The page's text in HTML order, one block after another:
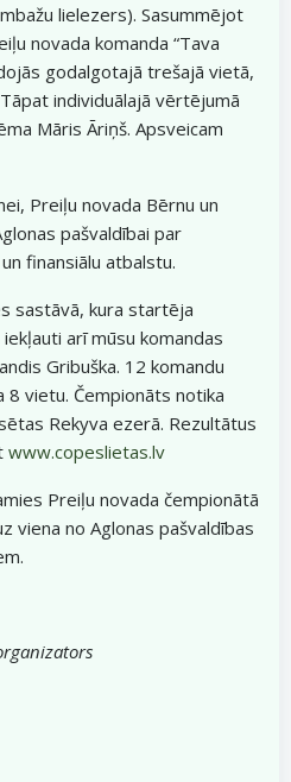
lielezers). Sasummējot
novada komanda “Tava
godalgotajā trešajā vietā,
individuālajā vērtējumā
Māris Āriņš. Apsveicam
Preiļu novada Bērnu un
pašvaldībai par
finansiālu atbalstu.
sastāvā, kura startēja
arī mūsu komandas
Gribuška. 12 komandu
8 vietu. Čempionāts notika
Rekyva ezerā. Rezultātus
www.copeslietas.lv
Preiļu novada čempionātā
viena no Aglonas pašvaldības